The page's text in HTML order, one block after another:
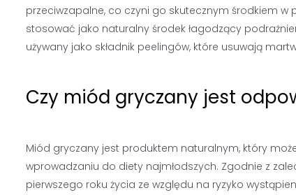
przeciwzapalne, co czyni go skutecznym środkiem w
stosować jako naturalny środek łagodzący
używany jako składnik peelingów, które usuwają
Czy miód gryczany jest
Miód gryczany jest produktem naturalnym, który
wprowadzaniu do diety najmłodszych. Zgodnie z
pierwszego roku życia ze względu na ryzyko